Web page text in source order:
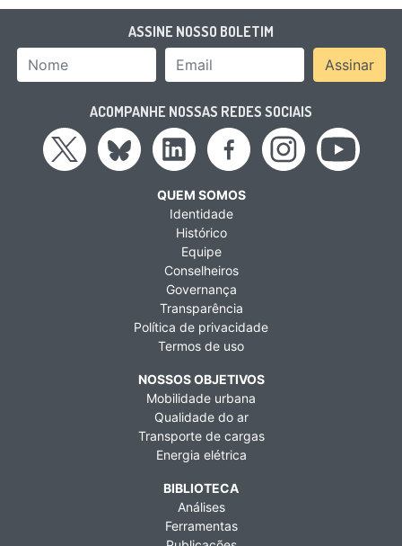
ASSINE NOSSO BOLETIM
Email AddressAssinar
ACOMPANHE NOSSAS REDES SOCIAIS
QUEM SOMOS
Identidade
Histórico
Equipe
Conselheiros
Governança
Transparência
Política de privacidade
Termos de uso
NOSSOS OBJETIVOS
Mobilidade urbana
Qualidade do ar
Transporte de cargas
Energia elétrica
BIBLIOTECA
Análises
Ferramentas